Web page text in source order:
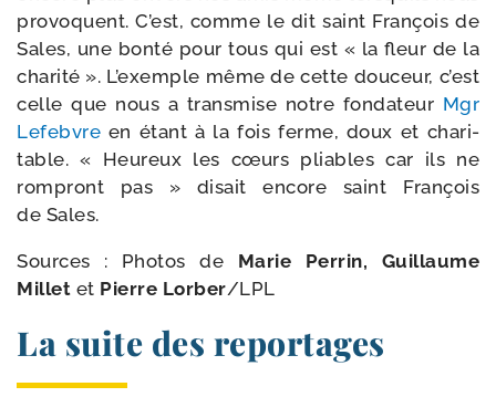
pro­voquent. C’est, comme le dit saint François de
Sales, une bon­té pour tous qui est « la fleur de la
cha­ri­té ». L’exemple même de cette dou­ceur, c’est
celle que nous a trans­mise notre fon­da­teur Mgr
Lefebvre en étant à la fois ferme, doux et cha­ri­
table. « Heureux les cœurs pliables car ils ne
rom­pront pas » disait encore saint François
de Sales.
Sources : Photos de Marie Perrin, Guillaume
Millet et Pierre Lorber/​LPL
La suite des reportages